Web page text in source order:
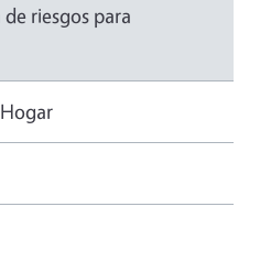
riesgos para